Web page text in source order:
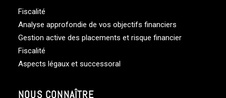
Fiscalité
Analyse approfondie de vos objectifs financiers
Gestion active des placements et risque financier
Fiscalité
Aspects légaux et successoral
NOUS CONNAÎTRE